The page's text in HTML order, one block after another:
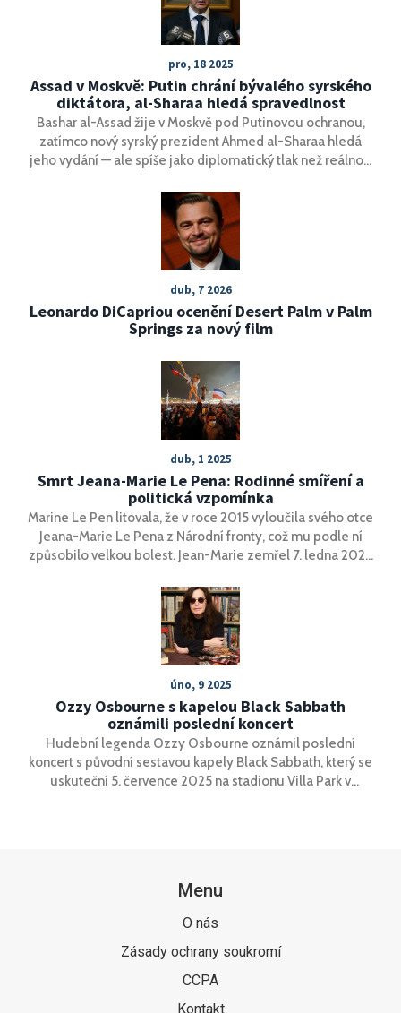
pro, 18 2025
Assad v Moskvě: Putin chrání bývalého syrského
diktátora, al-Sharaa hledá spravedlnost
Bashar al-Assad žije v Moskvě pod Putinovou ochranou,
zatímco nový syrský prezident Ahmed al-Sharaa hledá
jeho vydání — ale spíše jako diplomatický tlak než reálnou
Syrii.
dub, 7 2026
Leonardo DiCapriou ocenění Desert Palm v Palm
Springs za nový film
dub, 1 2025
Smrt Jeana-Marie Le Pena: Rodinné smíření a
politická vzpomínka
Marine Le Pen litovala, že v roce 2015 vyloučila svého otce
Jeana-Marie Le Pena z Národní fronty, což mu podle ní
způsobilo velkou bolest. Jean-Marie zemřel 7. ledna 2025
dcerou, která se v posledních letech zlepšila. Uprostřed
jejich smíření se veřejnost rozdělila v názorech na jeho
kontroverzní kariéru.
úno, 9 2025
Ozzy Osbourne s kapelou Black Sabbath
oznámili poslední koncert
Hudební legenda Ozzy Osbourne oznámil poslední
koncert s původní sestavou kapely Black Sabbath, který se
uskuteční 5. července 2025 na stadionu Villa Park v
Menu
O nás
Zásady ochrany soukromí
CCPA
Kontakt